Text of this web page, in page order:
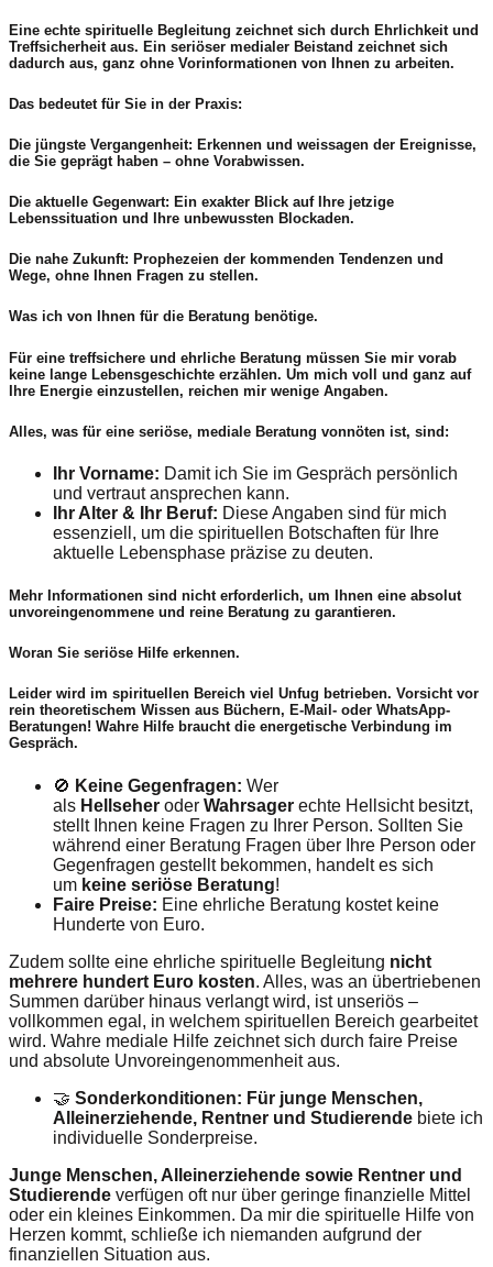
Eine echte spirituelle Begleitung zeichnet sich durch Ehrlichkeit und
Treffsicherheit aus. Ein seriöser medialer Beistand zeichnet sich
dadurch aus, ganz ohne Vorinformationen von Ihnen zu arbeiten.
Das bedeutet für Sie in der Praxis:
Die jüngste Vergangenheit: Erkennen und weissagen der Ereignisse,
die Sie geprägt haben – ohne Vorabwissen.
Die aktuelle Gegenwart: Ein exakter Blick auf Ihre jetzige
Lebenssituation und Ihre unbewussten Blockaden.
Die nahe Zukunft: Prophezeien der kommenden Tendenzen und
Wege, ohne Ihnen Fragen zu stellen.
Was ich von Ihnen für die Beratung benötige.
Für eine treffsichere und ehrliche Beratung müssen Sie mir vorab
keine lange Lebensgeschichte erzählen. Um mich voll und ganz auf
Ihre Energie einzustellen, reichen mir wenige Angaben.
Alles, was für eine seriöse, mediale Beratung vonnöten ist, sind:
Ihr Vorname: Damit ich Sie im Gespräch persönlich
und vertraut ansprechen kann.
Ihr Alter & Ihr Beruf: Diese Angaben sind für mich
essenziell, um die spirituellen Botschaften für Ihre
aktuelle Lebensphase präzise zu deuten.
Mehr Informationen sind nicht erforderlich, um Ihnen eine absolut
unvoreingenommene und reine Beratung zu garantieren.
Woran Sie seriöse Hilfe erkennen.
Leider wird im spirituellen Bereich viel Unfug betrieben. Vorsicht vor
rein theoretischem Wissen aus Büchern, E-Mail- oder WhatsApp-
Beratungen! Wahre Hilfe braucht die energetische Verbindung im
Gespräch.
🚫 Keine Gegenfragen: Wer
als Hellseher oder Wahrsager echte Hellsicht besitzt,
stellt Ihnen keine Fragen zu Ihrer Person. Sollten Sie
während einer Beratung Fragen über Ihre Person oder
Gegenfragen gestellt bekommen, handelt es sich
um keine seriöse Beratung!
Faire Preise: Eine ehrliche Beratung kostet keine
Hunderte von Euro.
Zudem sollte eine ehrliche spirituelle Begleitung nicht
mehrere hundert Euro kosten. Alles, was an übertriebenen
Summen darüber hinaus verlangt wird, ist unseriös –
vollkommen egal, in welchem spirituellen Bereich gearbeitet
wird. Wahre mediale Hilfe zeichnet sich durch faire Preise
und absolute Unvoreingenommenheit aus.
🤝 Sonderkonditionen: Für junge Menschen,
Alleinerziehende, Rentner und Studierende biete ich
individuelle Sonderpreise.
Junge Menschen, Alleinerziehende sowie Rentner und
Studierende verfügen oft nur über geringe finanzielle Mittel
oder ein kleines Einkommen. Da mir die spirituelle Hilfe von
Herzen kommt, schließe ich niemanden aufgrund der
finanziellen Situation aus.